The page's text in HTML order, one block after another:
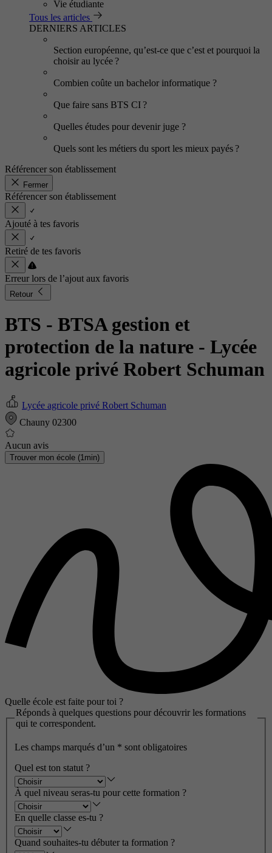
Vie étudiante
Tous les articles
DERNIERS ARTICLES
Section européenne, qu’est-ce que c’est et pourquoi la
choisir au lycée ?
Combien coûte un bachelor informatique ?
Que faire sans BTS CI ?
Quelles études pour devenir juge ?
Quels sont les métiers du sport les mieux payés ?
Référencer son établissement
Fermer
Référencer son établissement
Ajouté à tes favoris
Retiré de tes favoris
Erreur lors de l’ajout aux favoris
Retour
BTS - BTSA gestion et
protection de la nature - Lycée
agricole privé Robert Schuman
Lycée agricole privé Robert Schuman
Chauny 02300
Aucun avis
Trouver mon école (1min)
Quelle école est faite pour toi ?
Réponds à quelques questions pour découvrir les formations
qui te correspondent.
Les champs marqués d’un * sont obligatoires
Quel est ton statut ?
À quel niveau seras-tu pour cette formation ?
En quelle classe es-tu ?
Quand souhaites-tu débuter ta formation ?